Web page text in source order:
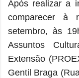
Após realizar a
comparecer à
setembro, às
Assuntos
Extensão
Gentil Braga